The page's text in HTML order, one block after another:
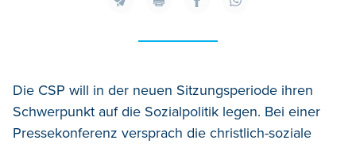
Die CSP will in der neuen Sitzungsperiode ihren
Schwerpunkt auf die Sozialpolitik legen. Bei einer
Pressekonferenz versprach die christlich-soziale